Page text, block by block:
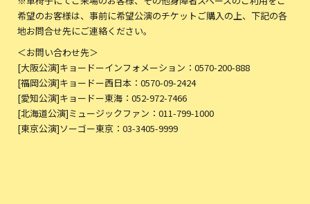
希望のお客様は、事前に希望公演のチケットご購入の上、下記の各
地お問合せ先にご連絡ください。
＜お問い合わせ先＞
[大阪公演]キョードーインフォメーション：0570-200-888
[福岡公演]キョードー西日本：0570-09-2424
[愛知公演]キョードー東海：052-972-7466
[北海道公演]ミュージックファン：011-799-1000
[東京公演]ソーゴー東京：03-3405-9999